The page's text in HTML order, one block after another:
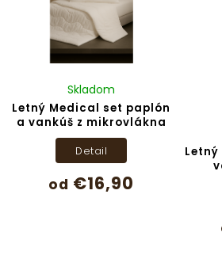
Letný Medical set paplón
a vankúš z mikrovlákna
Skladom
od €16,90
Detail